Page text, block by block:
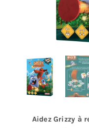
Aidez Grizzy à